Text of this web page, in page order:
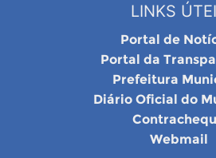
LINKS
Portal de
Portal da
Prefeitura
Diário Oficial do
Webmail